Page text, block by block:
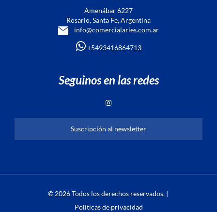
Amenábar 6227
Rosario, Santa Fe, Argentina
info@comercialaries.com.ar
+5493416864713
Seguinos en las redes
Suscripción al newsletter
© 2026 Todos los derechos reservados. |
Politicas de privacidad